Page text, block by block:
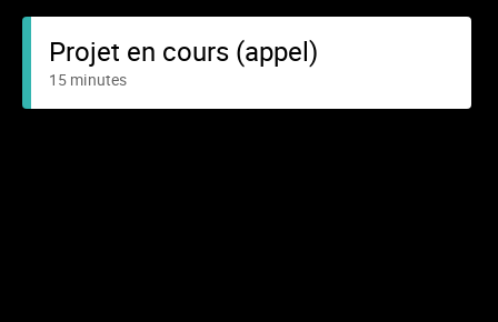
Projet en cours (appel)
15 minutes